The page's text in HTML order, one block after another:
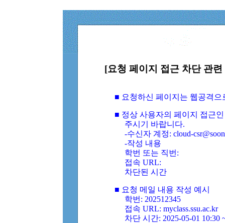
[요청 페이지 접근 차단 관
■ 요청하신 페이지는 웹공격
■ 정상 사용자의 페이지 접근
주시기 바랍니다.
-수신자 계정: cloud-
-작성 내용
학번 또는 직번:
접속 URL:
차단된 시간
■ 요청 메일 내용 작성 예시
학번: 202512345
접속 URL: myclass.ssu.ac.kr
차단 시간: 2025-05-01 10:30